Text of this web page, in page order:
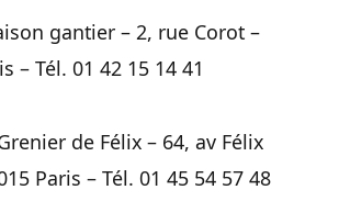
gantier – 2, rue Corot –
– Tél. 01 42 15 14 41
de Félix – 64, av Félix
Paris – Tél. 01 45 54 57 48